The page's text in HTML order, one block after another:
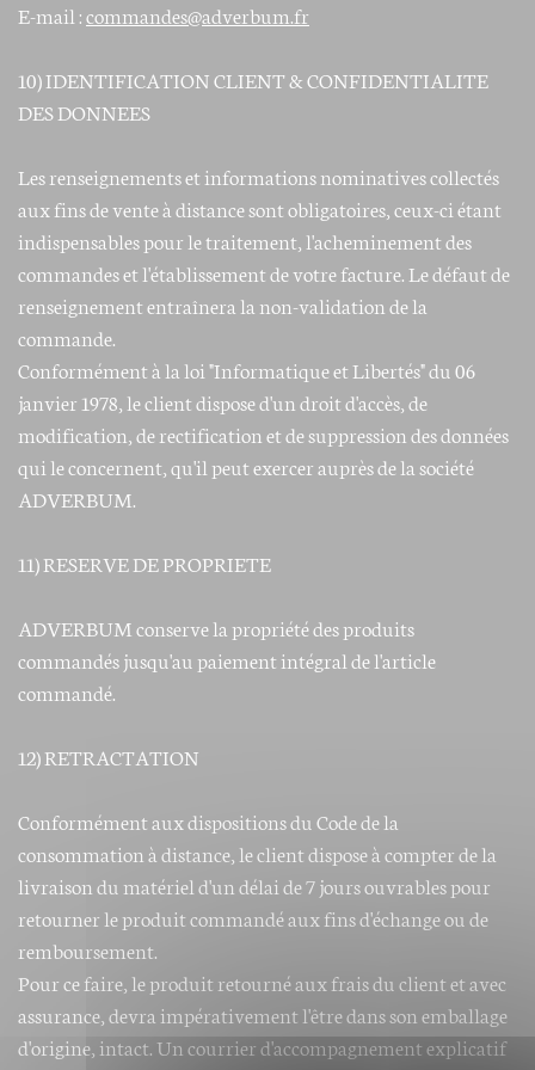
E-mail :commandes@adverbum.fr
10) IDENTIFICATION CLIENT & CONFIDENTIALITE
DES DONNEES
Les renseignements et informations nominatives collectés
aux fins de vente à distance sont obligatoires, ceux-ci étant
indispensables pour le traitement, l'acheminement des
commandes et l'établissement de votre facture. Le défaut de
renseignement entraînera la non-validation de la
commande.
Conformément à la loi "Informatique et Libertés" du 06
janvier 1978, le client dispose d'un droit d'accès, de
modification, de rectification et de suppression des données
qui le concernent, qu'il peut exercer auprès de la société
ADVERBUM.
11) RESERVE DE PROPRIETE
ADVERBUM conserve la propriété des produits
commandés jusqu'au paiement intégral de l'article
commandé.
12) RETRACTATION
Conformément aux dispositions du Code de la
consommation à distance, le client dispose à compter de la
livraison du matériel d'un délai de 7 jours ouvrables pour
retourner le produit commandé aux fins d'échange ou de
remboursement.
Pour ce faire, le produit retourné aux frais du client et avec
assurance, devra impérativement l'être dans son emballage
d'origine, intact. Un courrier d'accompagnement explicatif